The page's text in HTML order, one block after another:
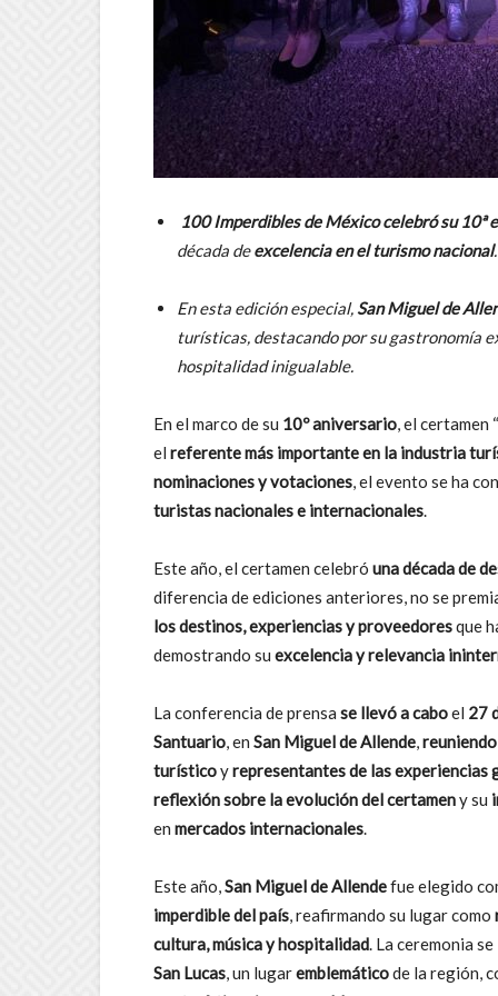
100 Imperdibles de México celebró su 10ª
década deexcelencia en el turismo nacional.
En esta edición especial,San Miguel de
turísticas, destacando por su gastronomía
hospitalidad inigualable.
En el marco de su 10º aniversario, el certamen “
el referente más importante en la industria
nominaciones y votaciones, el evento se ha
turistas nacionales e internacionales.
Este año, el certamen celebró una década de
diferencia de ediciones anteriores, no se
los destinos, experiencias y proveedoresque
demostrando su excelencia y relevancia
La conferencia de prensa se llevó a caboel 27
Santuario, en San Miguel de Allende,reuniendo
turísticoyrepresentantes de las experiencias
reflexión sobre la evolución del certameny su
en mercados internacionales.
Este año,San Miguel de Allendefue elegido
imperdible del país, reafirmando su lugar como
cultura, música y hospitalidad. La ceremonia
San Lucas, un lugaremblemáticode la región,